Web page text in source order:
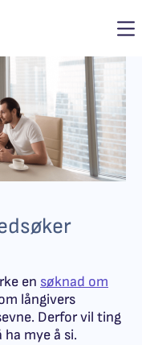
en søknad om
långivers
Derfor vil ting
mye å si.